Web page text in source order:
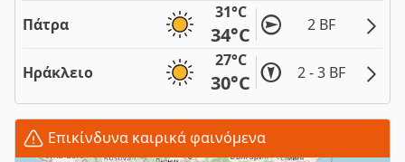
Πάτρα
31°C
34°C 2 BF
Ηράκλειο
27°C
30°C 2 - 3 BF
Επικίνδυνα καιρικά φαινόμενα